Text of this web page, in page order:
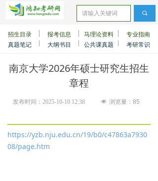
真题笔记 大纲书目 公共课真题 考研常识
招生目录 报考信息 马理论资料 专业指南
끠
发布时间： 2025-10-10 12:38
https://yzb.nju.edu.cn/19/b0/c47863a7930
08/page.htm
南京大学2026年硕士研究生招生
章程
넶 浏览量： 85